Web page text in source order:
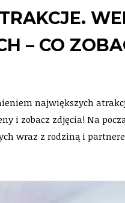
– CO
największych
i zobacz zdjęcia! Na
wraz z rodziną i